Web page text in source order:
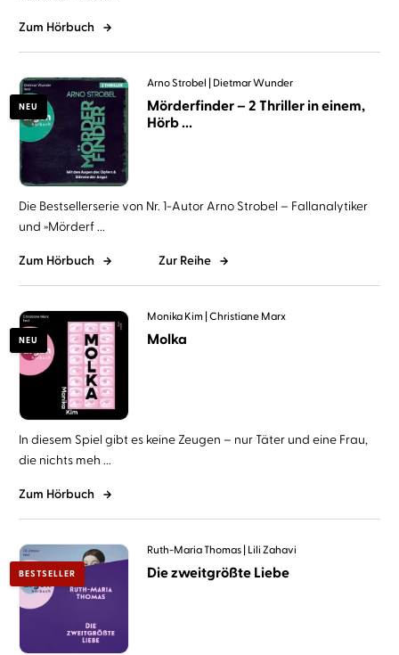
Zum Hörbuch
NEU
Arno Strobel Dietmar Wunder
Mörderfinder – 2 Thriller in einem,
Hörb ...
Die Bestsellerserie von Nr. 1-Autor Arno Strobel – Fallanalytiker
und »Mörderf ...
Zum Hörbuch Zur Reihe
NEU
Monika Kim Christiane Marx
Molka
In diesem Spiel gibt es keine Zeugen – nur Täter und eine Frau,
die nichts meh ...
Zum Hörbuch
BESTSELLER
Ruth-Maria Thomas Lili Zahavi
Die zweitgrößte Liebe